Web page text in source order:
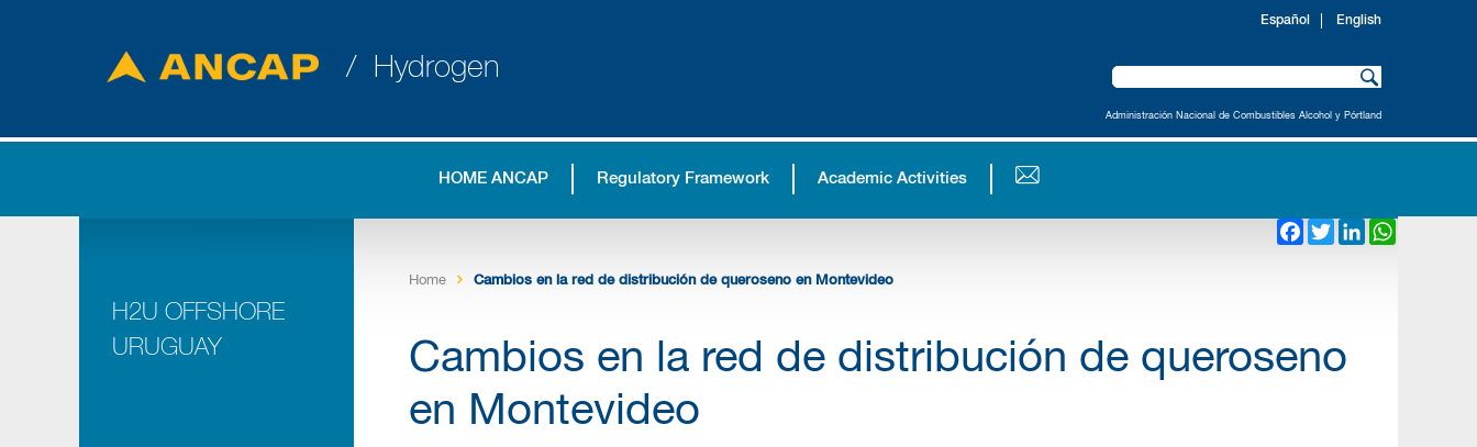
Administración Nacional de Combustibles Alcohol y Pórtland
/ Hydrogen
HOME ANCAP Regulatory Framework Academic Activities
Español English
H2U OFFSHORE
URUGUAY
Facebook
TwitterLinkedIn
Home Cambios en la red de distribución de queroseno en Montevideo
Cambios en la red de distribución de queroseno
en Montevideo